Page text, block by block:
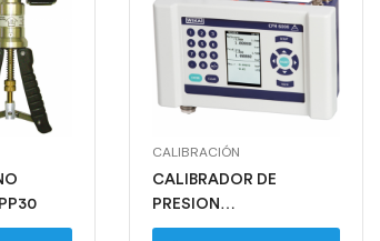
CALIBRACIÓN
CALIBRADOR DE
PRESION
CPH6000/CPT6000